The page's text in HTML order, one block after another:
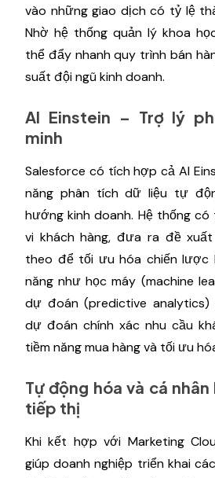
vào những giao dịch có tỷ lệ
Nhờ hệ thống quản lý khoa
thể đẩy nhanh quy trình bán
suất đội ngũ kinh doanh.
AI Einstein – Trợ lý
minh
Salesforce có tích hợp cả AI
năng phân tích dữ liệu tự
hướng kinh doanh. Hệ thống có
vi khách hàng, đưa ra đề
theo để tối ưu hóa chiến lược
năng như học máy (machine
dự đoán (predictive analytics)
dự đoán chính xác nhu cầu
tiềm năng mua hàng và tối ưu
Tự động hóa và cá
tiếp thị
Khi kết hợp với Marketing
giúp doanh nghiệp triển khai